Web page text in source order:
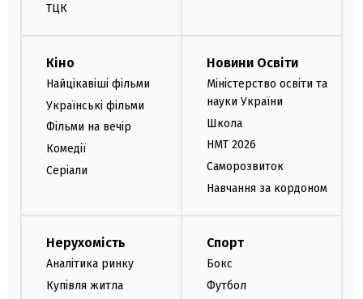
ТЦК
Кіно
Найцікавіші фільми
Українські фільми
Фільми на вечір
Комедії
Серіали
Новини Освіти
Міністерство освіти та
науки України
Школа
НМТ 2026
Саморозвиток
Навчання за кордоном
Нерухомість
Аналітика ринку
Купівля житла
Спорт
Бокс
Футбол